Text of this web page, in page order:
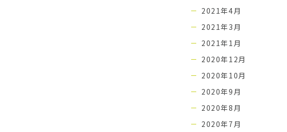
2021年4月
2021年3月
2021年1月
2020年12月
2020年10月
2020年9月
2020年8月
2020年7月